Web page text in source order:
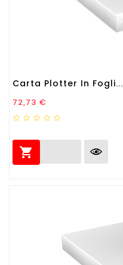
Carta Plotter In Fogli...
Prezzo
72,73 €
